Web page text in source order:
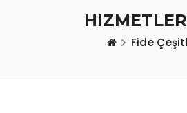
Fide